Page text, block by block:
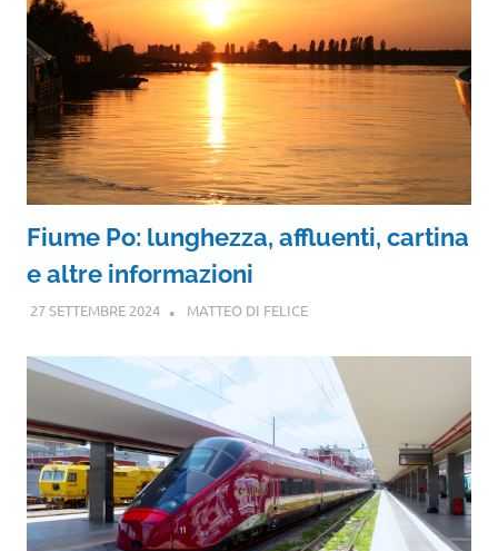
Fiume Po: lunghezza, affluenti, cartina
e altre informazioni
27 SETTEMBRE 2024 MATTEO DI FELICE